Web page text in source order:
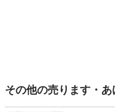
その他の売ります・